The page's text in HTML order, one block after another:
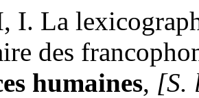
I. La
des
humaines, [S.